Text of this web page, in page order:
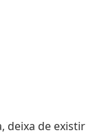
deixa de existir